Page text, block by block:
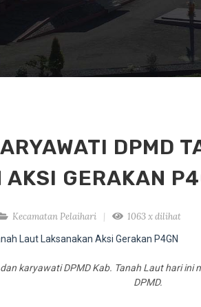
DPMD
GERAKAN
Kecamatan Pelaihari 1063 x dilihat
karyawati DPMD Kab. Tanah Laut hari ini
DPMD.